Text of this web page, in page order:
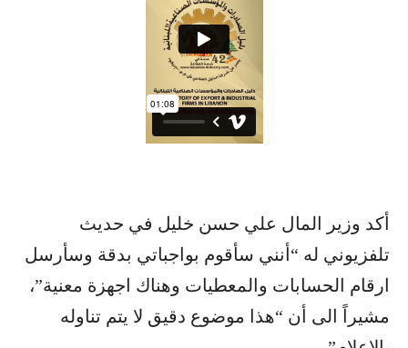
أكد وزير المال علي حسن خليل في حديث
تلفزيوني له “أنني سأقوم بواجباتي بدقة وسأرسل
ارقام الحسابات والمعطيات وهناك اجهزة معنية”،
مشيراً الى أن “هذا موضوع دقيق لا يتم تناوله